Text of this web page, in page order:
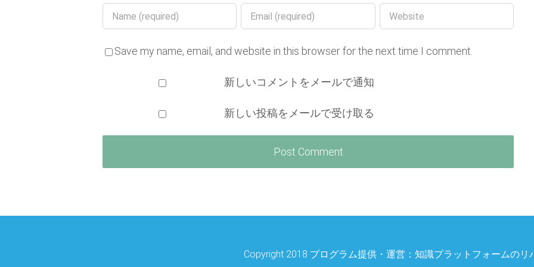
Save my name, email, and website in this browser for the next time I comment.
新しいコメントをメールで通知
新しい投稿をメールで受け取る
Copyright 2018 プログラム提供・運営： 知識プラットフォームのリ